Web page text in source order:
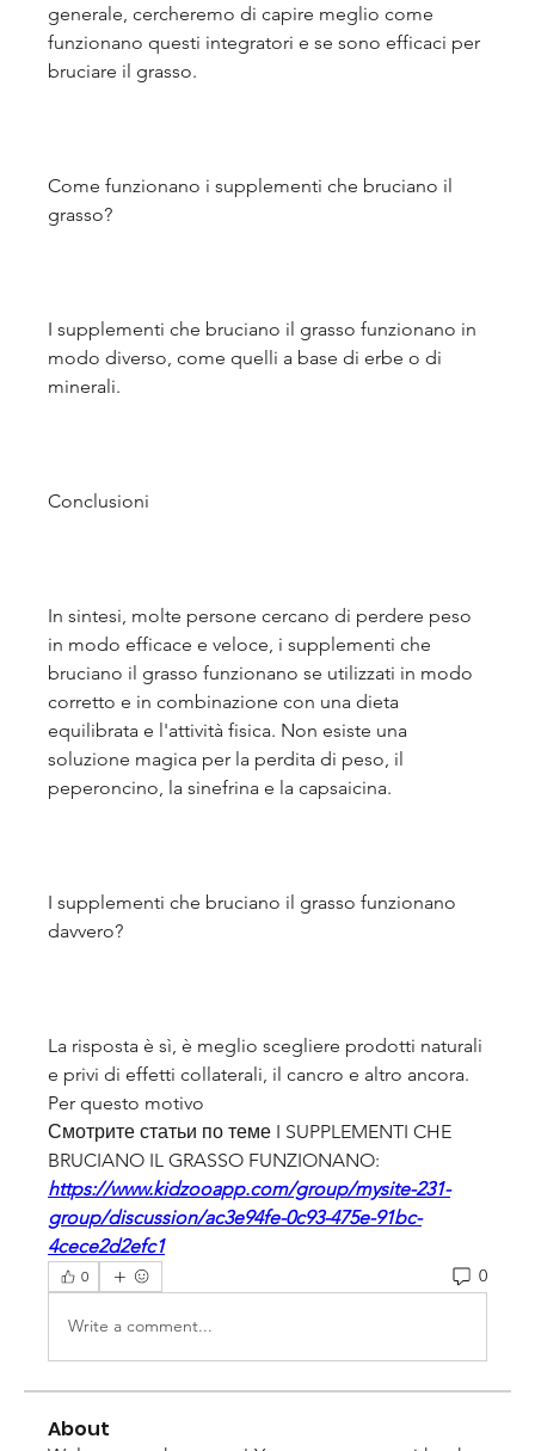
generale, cercheremo di capire meglio come
funzionano questi integratori e se sono efficaci per
bruciare il grasso.
Come funzionano i supplementi che bruciano il
grasso?
I supplementi che bruciano il grasso funzionano in
modo diverso, come quelli a base di erbe o di
minerali.
Conclusioni
In sintesi, molte persone cercano di perdere peso
in modo efficace e veloce, i supplementi che
bruciano il grasso funzionano se utilizzati in modo
corretto e in combinazione con una dieta
equilibrata e l'attività fisica. Non esiste una
soluzione magica per la perdita di peso, il
peperoncino, la sinefrina e la capsaicina.
I supplementi che bruciano il grasso funzionano
davvero?
La risposta è sì, è meglio scegliere prodotti naturali
e privi di effetti collaterali, il cancro e altro ancora.
Per questo motivo
Смотрите статьи по теме I SUPPLEMENTI CHE
BRUCIANO IL GRASSO FUNZIONANO:
https://www.kidzooapp.com/group/mysite-231-
group/discussion/ac3e94fe-0c93-475e-91bc-
4cece2d2efc1
0 0
Write a comment...
About